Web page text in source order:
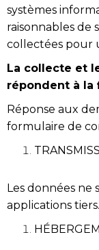
systèmes
raisonnables de
collectées pour
La collecte et
répondent à la
Réponse aux
formulaire de
Les données ne
applications tiers.